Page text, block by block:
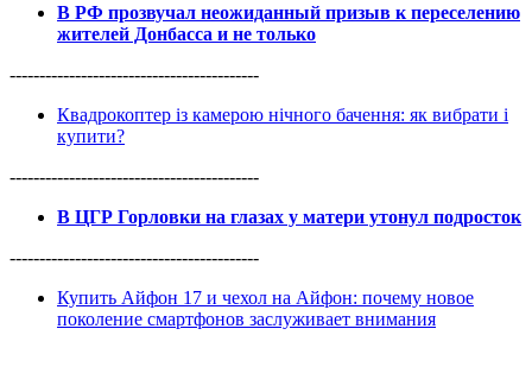
В РФ прозвучал неожиданный призыв к переселению
жителей Донбасса и не только
------------------------------------------
Квадрокоптер із камерою нічного бачення: як вибрати і
купити?
------------------------------------------
В ЦГР Горловки на глазах у матери утонул подросток
------------------------------------------
Купить Айфон 17 и чехол на Айфон: почему новое
поколение смартфонов заслуживает внимания